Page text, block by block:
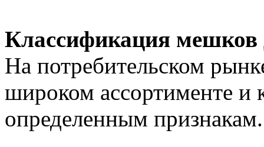
Классификация мешков
На потребительском
широком ассортименте и
определенным признакам.